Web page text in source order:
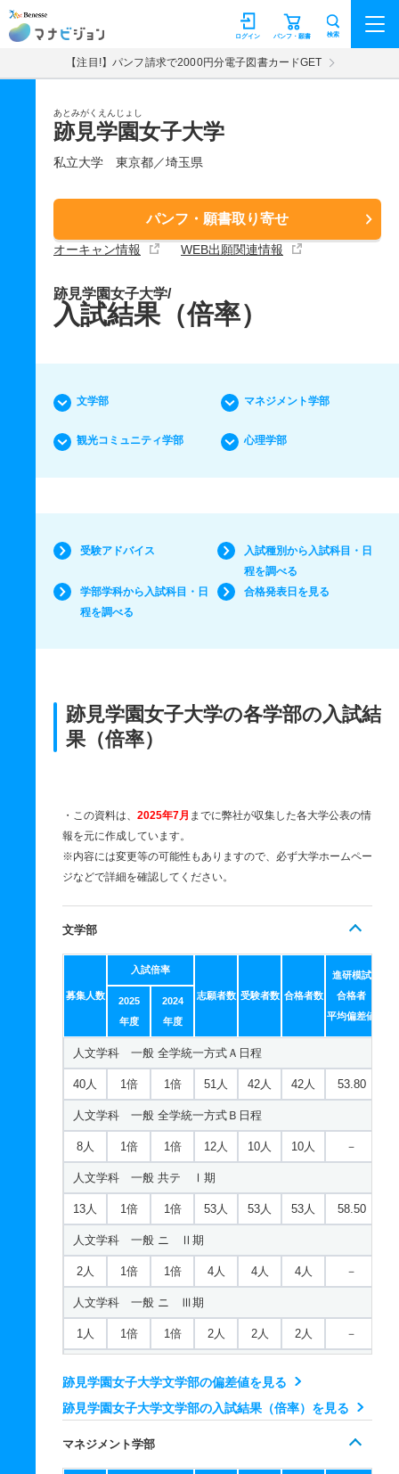
マナビジョン パンフ・願書
ログイン 検索
【注目!】パンフ請求で2000円分電子図書カードGET
あとみがくえんじょし
跡見学園女子大学
私立大学 東京都／埼玉県
パンフ・願書取り寄せ
オーキャン情報 WEB出願関連情報
跡見学園女子大学/
入試結果（倍率）
文学部 マネジメント学部
観光コミュニティ学部 心理学部
受験アドバイス
入試種別から入試科目・日
程を調べる
学部学科から入試科目・日
程を調べる
合格発表日を見る
跡見学園女子大学の各学部の入試結
果（倍率）
・この資料は、 2025年7月 までに弊社が収集した各大学公表の情
報を元に作成しています。
※内容には変更等の可能性もありますので、必ず大学ホームペー
ジなどで詳細を確認してください。
文学部
募集人数
入試倍率
志願者数 受験者数 合格者数
進研模試
合格者
平均偏差値
2025
年度
2024
年度
人文学科 一般 全学統一方式Ａ日程
40人 1倍 1倍 51人 42人 42人 53.80
人文学科 一般 全学統一方式Ｂ日程
8人 1倍 1倍 12人 10人 10人 －
人文学科 一般 共テ Ⅰ期
13人 1倍 1倍 53人 53人 53人 58.50
人文学科 一般 ニ Ⅱ期
2人 1倍 1倍 4人 4人 4人 －
人文学科 一般 ニ Ⅲ期
1人 1倍 1倍 2人 2人 2人 －
跡見学園女子大学文学部の偏差値を見る
跡見学園女子大学文学部の入試結果（倍率）を見る
マネジメント学部